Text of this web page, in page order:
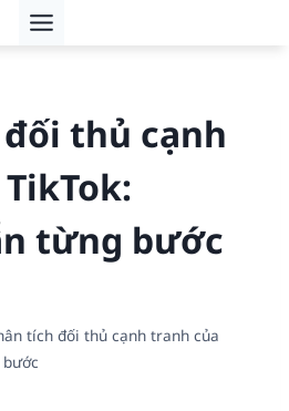
thủ cạnh
từng bước
tích đối thủ cạnh tranh của